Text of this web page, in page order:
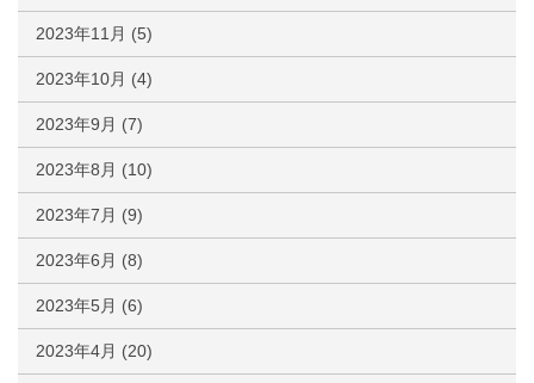
2023年11月 (5)
2023年10月 (4)
2023年9月 (7)
2023年8月 (10)
2023年7月 (9)
2023年6月 (8)
2023年5月 (6)
2023年4月 (20)